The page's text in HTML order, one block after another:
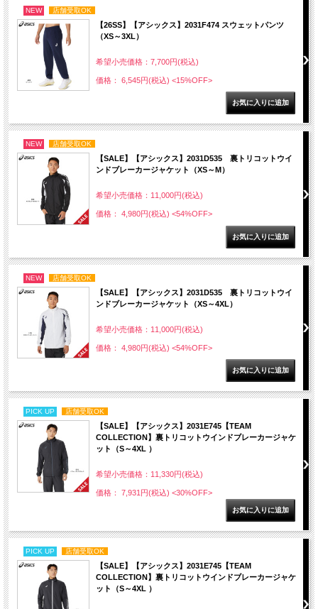
NEW 店舗受取OK
【26SS】【アシックス】2031F474 スウェットパンツ
（XS～3XL）
希望小売価格：7,700円(税込)
価格： 6,545円(税込) <15%OFF>
NEW 店舗受取OK
【SALE】【アシックス】2031D535 裏トリコットウイ
ンドブレーカージャケット（XS～M）
希望小売価格：11,000円(税込)
価格： 4,980円(税込) <54%OFF>
NEW 店舗受取OK
【SALE】【アシックス】2031D535 裏トリコットウイ
ンドブレーカージャケット（XS～4XL）
希望小売価格：11,000円(税込)
価格： 4,980円(税込) <54%OFF>
PICK UP 店舗受取OK
【SALE】【アシックス】2031E745【TEAM
COLLECTION】裏トリコットウインドブレーカージャケ
ット（S～4XL ）
希望小売価格：11,330円(税込)
価格： 7,931円(税込) <30%OFF>
PICK UP 店舗受取OK
【SALE】【アシックス】2031E745【TEAM
COLLECTION】裏トリコットウインドブレーカージャケ
ット（S～4XL ）